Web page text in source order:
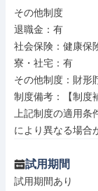
その他制度
退職金：有
社会保険：健康保
寮・社宅：有
その他制度：財形
制度備考：【制度
上記制度の適用
により異なる場合
試用期間
試用期間あり